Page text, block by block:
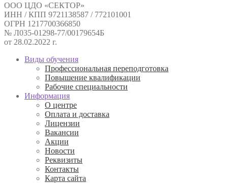
ООО ЦДО «СЕКТОР»
ИНН / КПП 9721138587 / 772101001
ОГРН 1217700366850
№ Л035-01298-77/00179654Б
от 28.02.2022 г.
Виды обучения
Профессиональная переподготовка
Повышение квалификации
Рабочие специальности
Информация
О центре
Оплата и доставка
Лицензии
Вакансии
Акции
Новости
Реквизиты
Контакты
Карта сайта